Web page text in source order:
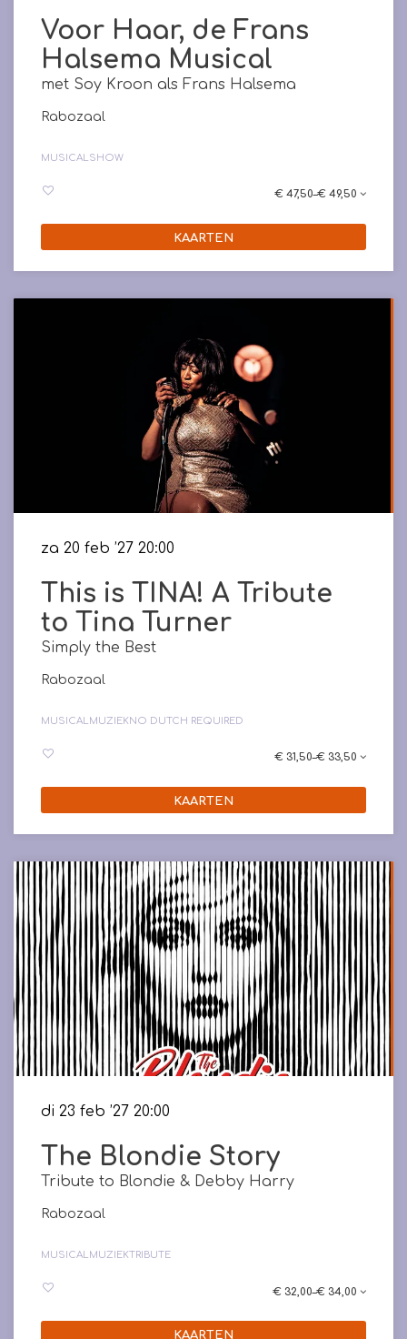
Voor Haar, de Frans
Halsema Musical
met Soy Kroon als Frans Halsema
Rabozaal
MUSICAL SHOW
€ 47,50–€ 49,50
KAARTEN
This is TINA! A Tribute
to Tina Turner
Simply the Best
za 20 feb ’27 20:00
Rabozaal
MUSICAL MUZIEK NO DUTCH REQUIRED
€ 31,50–€ 33,50
KAARTEN
The Blondie Story
Tribute to Blondie & Debby Harry
di 23 feb ’27 20:00
Rabozaal
MUSICAL MUZIEKTRIBUTE
€ 32,00–€ 34,00
KAARTEN